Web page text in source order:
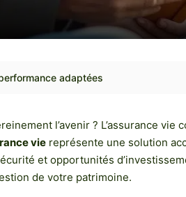
adaptées
l’avenir ? L’assurance
vie représente une solution
et opportunités
de votre patrimoine.